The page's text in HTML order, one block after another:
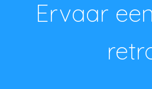
Ervaar